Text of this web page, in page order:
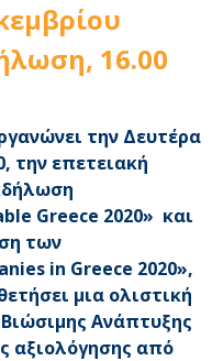
16.00
την Δευτέρα
την επετειακή
Greece 2020» και
των
in Greece 2020»,
μια ολιστική
Ανάπτυξης
αξιολόγησης από